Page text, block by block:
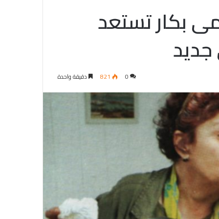
بكار تستعد
0
821 دقيقة واحدة